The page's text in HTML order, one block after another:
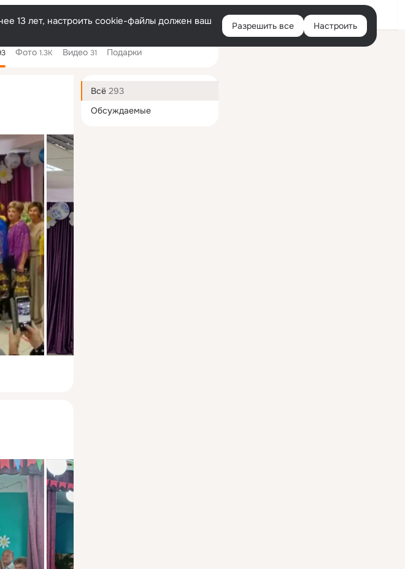
Войти
13 лет, настроить cookie-файлы должен ваш
Разрешить все Настроить
Фото 1.3K Видео 31 Подарки
Дополнительная
колонка
Всё 293
Обсуждаемые